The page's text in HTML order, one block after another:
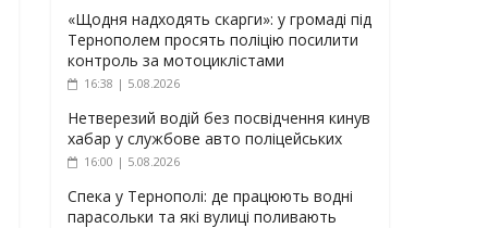
«Щодня надходять скарги»: у громаді під
Тернополем просять поліцію посилити
контроль за мотоциклістами
16:38 | 5.08.2026
Нетверезий водій без посвідчення кинув
хабар у службове авто поліцейських
16:00 | 5.08.2026
Спека у Тернополі: де працюють водні
парасольки та які вулиці поливають